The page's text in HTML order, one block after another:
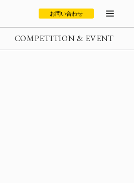
お問い合わせ
COMPETITION & EVENT